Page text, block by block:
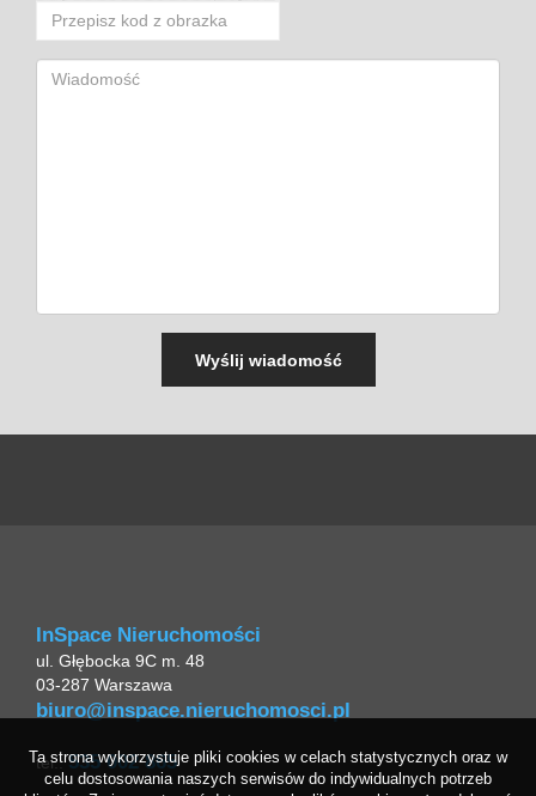
InSpace Nieruchomości
ul. Głębocka 9C m. 48
03-287 Warszawa
biuro@inspace.nieruchomosci.pl
tel.:535 002 865
Ta strona wykorzystuje pliki cookies w celach statystycznych oraz w
celu dostosowania naszych serwisów do indywidualnych potrzeb